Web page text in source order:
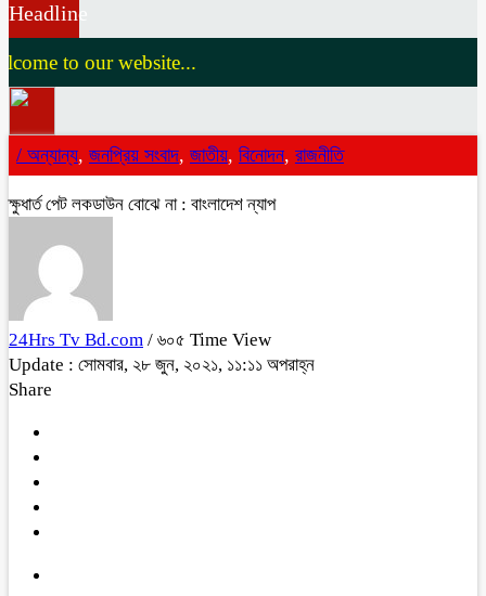
Headline
to our website...
/ অন্যান্য, জনপ্রিয় সংবাদ, জাতীয়, বিনোদন, রাজনীতি
ক্ষুধার্ত পেট লকডাউন বোঝে না : বাংলাদেশ ন্যাপ
24Hrs Tv Bd.com / ৬০৫ Time View
Update : সোমবার, ২৮ জুন, ২০২১, ১১:১১ অপরাহ্ন
Share